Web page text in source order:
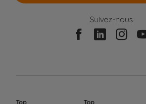
Suivez-nous
Top
Top